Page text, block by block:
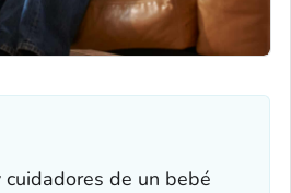
de un bebé